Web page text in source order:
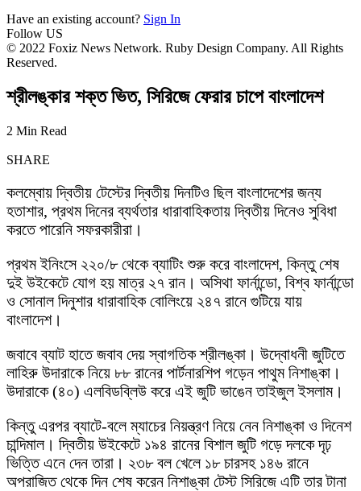
Have an existing account? Sign In
Follow US
© 2022 Foxiz News Network. Ruby Design Company. All Rights
Reserved.
শ্রীলঙ্কার শক্ত ভিত, সিরিজে ফেরার চাপে বাংলাদেশ
2 Min Read
SHARE
কলম্বোয় দ্বিতীয় টেস্টের দ্বিতীয় দিনটিও ছিল বাংলাদেশের জন্য
হতাশার, প্রথম দিনের ব্যর্থতার ধারাবাহিকতায় দ্বিতীয় দিনেও সুবিধা
করতে পারেনি সফরকারীরা।
প্রথম ইনিংসে ২২০/৮ থেকে ব্যাটিং শুরু করে বাংলাদেশ, কিন্তু শেষ
দুই উইকেটে যোগ হয় মাত্র ২৭ রান। অসিথা ফার্নান্ডো, বিশ্ব ফার্নান্ডো
ও সোনাল দিনুশার ধারাবাহিক বোলিংয়ে ২৪৭ রানে গুটিয়ে যায়
বাংলাদেশ।
জবাবে ব্যাট হাতে জবাব দেয় স্বাগতিক শ্রীলঙ্কা। উদ্বোধনী জুটিতে
লাহিরু উদারাকে নিয়ে ৮৮ রানের পার্টনারশিপ গড়েন পাথুম নিশাঙ্কা।
উদারাকে (৪০) এলবিডব্লিউ করে এই জুটি ভাঙেন তাইজুল ইসলাম।
কিন্তু এরপর ব্যাটে-বলে ম্যাচের নিয়ন্ত্রণ নিয়ে নেন নিশাঙ্কা ও দিনেশ
চান্দিমাল। দ্বিতীয় উইকেটে ১৯৪ রানের বিশাল জুটি গড়ে দলকে দৃঢ়
ভিত্তি এনে দেন তারা। ২৩৮ বল খেলে ১৮ চারসহ ১৪৬ রানে
অপরাজিত থেকে দিন শেষ করেন নিশাঙ্কা টেস্ট সিরিজে এটি তার টানা